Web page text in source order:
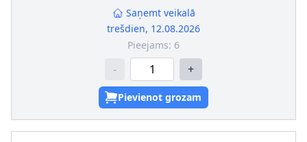
Saņemt veikalā
trešdien, 12.08.2026
Pieejams: 6
- +
Pievienot grozam